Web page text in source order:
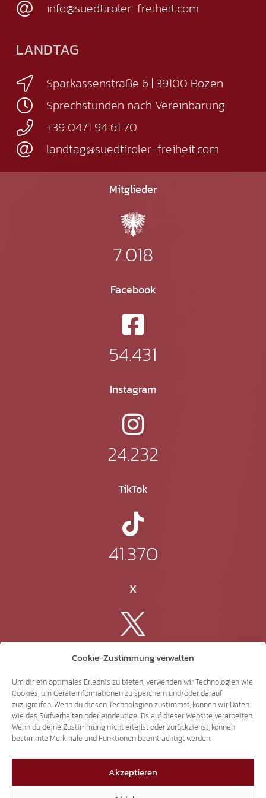
Cookie-Zustimmung verwalten
Um dir ein optimales Erlebnis zu bieten, verwenden wir Technologien wie
Cookies, um Geräteinformationen zu speichern und/oder darauf
zuzugreifen. Wenn du diesen Technologien zustimmst, können wir Daten
wie das Surfverhalten oder eindeutige IDs auf dieser Website verarbeiten.
Wenn du deine Zustimmung nicht erteilst oder zurückziehst, können
bestimmte Merkmale und Funktionen beeinträchtigt werden.
Akzeptieren
info@suedtiroler-freiheit.com
LANDTAG
Sparkassenstraße 6 | 39100 Bozen
Sprechstunden nach Vereinbarung
+39 0471 94 61 70
landtag@suedtiroler-freiheit.com
Mitglieder
7.018
Facebook
54.431
Instagram
24.232
TikTok
41.370
X
3.507
Threads
3.401
YouTube